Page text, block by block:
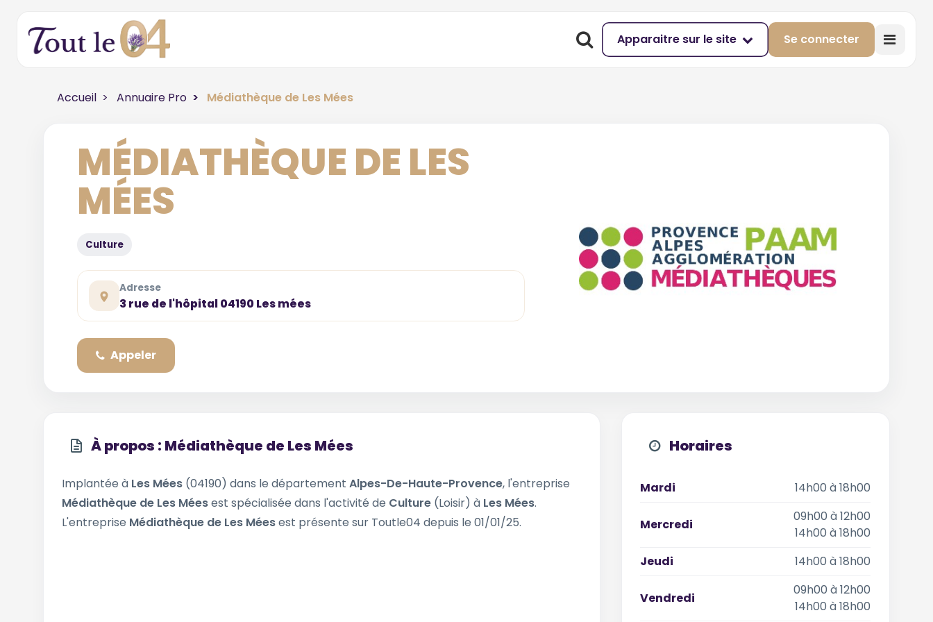
Apparaitre sur le site Se connecter
Accueil Annuaire Pro Médiathèque de Les Mées
MÉDIATHÈQUE DE LES
MÉES
Culture
Adresse
3 rue de l'hôpital 04190 Les mées
Appeler
À propos : Médiathèque de Les Mées
Implantée à Les Mées (04190) dans le département Alpes-De-Haute-Provence, l'entreprise
Médiathèque de Les Méesest spécialisée dans l'activité de Culture (Loisir) à Les Mées.
L'entreprise Médiathèque de Les Méesest présente sur Toutle04 depuis le 01/01/25.
Horaires
Mardi 14h00 à 18h00
Mercredi
09h00 à 12h00
14h00 à 18h00
Jeudi
14h00 à 18h00
Vendredi
09h00 à 12h00
14h00 à 18h00